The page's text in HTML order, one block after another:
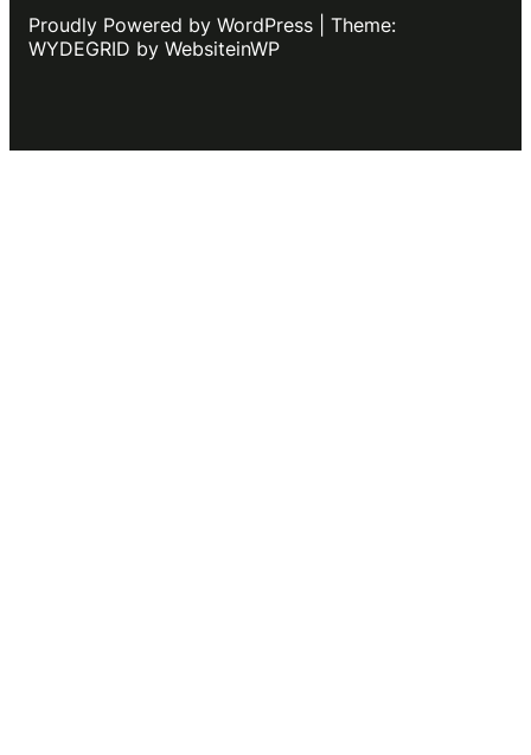
Proudly Powered by WordPress | Theme:
WYDEGRID by WebsiteinWP